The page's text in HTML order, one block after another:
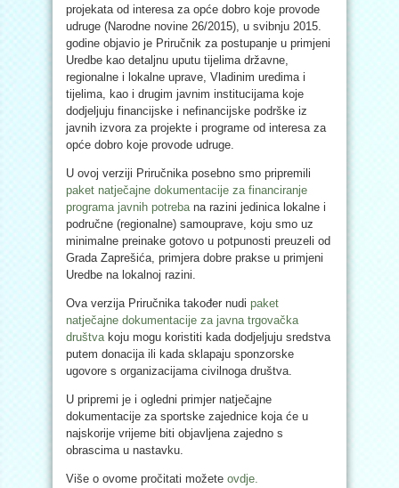
projekata od interesa za opće dobro koje provode
udruge (Narodne novine 26/2015), u svibnju 2015.
godine objavio je Priručnik za postupanje u primjeni
Uredbe kao detaljnu uputu tijelima državne,
regionalne i lokalne uprave, Vladinim uredima i
tijelima, kao i drugim javnim institucijama koje
dodjeljuju financijske i nefinancijske podrške iz
javnih izvora za projekte i programe od interesa za
opće dobro koje provode udruge.
U ovoj verziji Priručnika posebno smo pripremili
paket natječajne dokumentacije za financiranje
programa javnih potrebana razini jedinica lokalne i
područne (regionalne) samouprave, koju smo uz
minimalne preinake gotovo u potpunosti preuzeli od
Grada Zaprešića, primjera dobre prakse u primjeni
Uredbe na lokalnoj razini.
Ova verzija Priručnika također nudi paket
natječajne dokumentacije za javna trgovačka
društvakoju mogu koristiti kada dodjeljuju sredstva
putem donacija ili kada sklapaju sponzorske
ugovore s organizacijama civilnoga društva.
U pripremi je i ogledni primjer natječajne
dokumentacije za sportske zajednice koja će u
najskorije vrijeme biti objavljena zajedno s
obrascima u nastavku.
Više o ovome pročitati možete ovdje.